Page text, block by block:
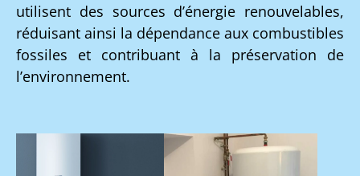
utilisent des sources d’énergie renouvelables,
réduisant ainsi la dépendance aux combustibles
fossiles et contribuant à la préservation de
l’environnement.